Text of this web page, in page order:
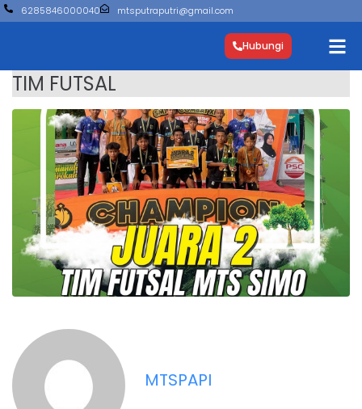
6285846000040 mtsputraputri@gmail.com
Hubungi
TIM FUTSAL
MTSPAPI